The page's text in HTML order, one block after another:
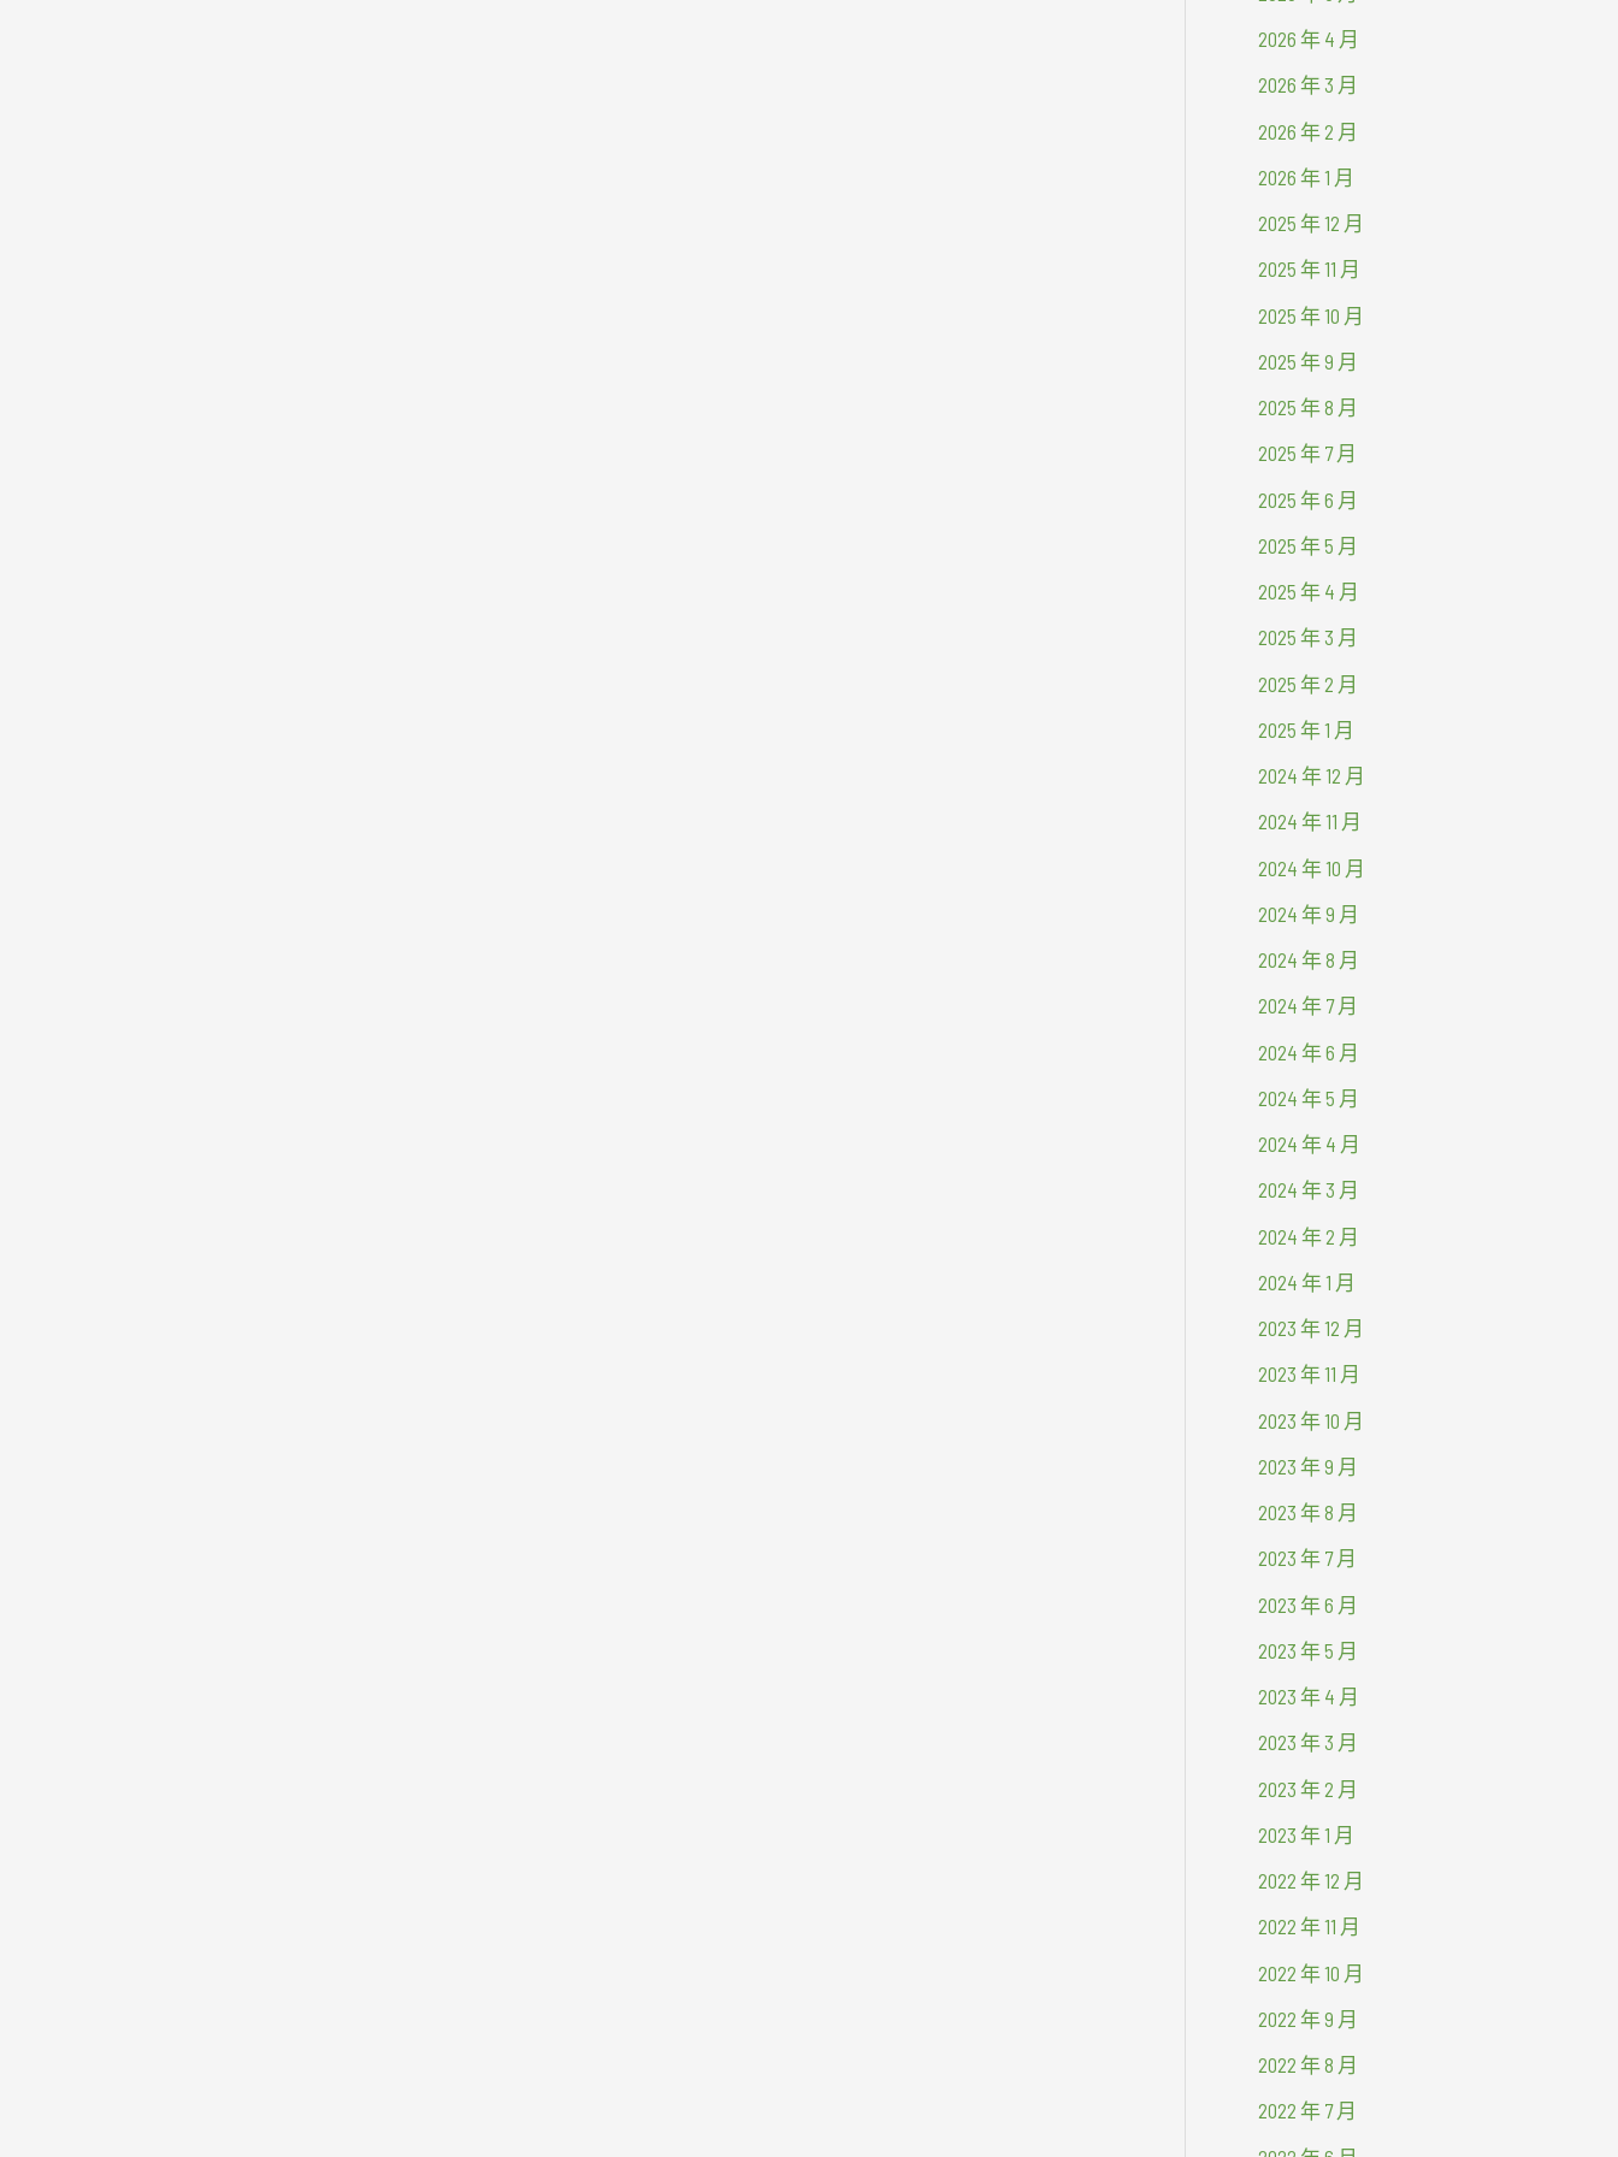
2026 年 4 月
2026 年 3 月
2026 年 2 月
2026 年 1 月
2025 年 12 月
2025 年 11 月
2025 年 10 月
2025 年 9 月
2025 年 8 月
2025 年 7 月
2025 年 6 月
2025 年 5 月
2025 年 4 月
2025 年 3 月
2025 年 2 月
2025 年 1 月
2024 年 12 月
2024 年 11 月
2024 年 10 月
2024 年 9 月
2024 年 8 月
2024 年 7 月
2024 年 6 月
2024 年 5 月
2024 年 4 月
2024 年 3 月
2024 年 2 月
2024 年 1 月
2023 年 12 月
2023 年 11 月
2023 年 10 月
2023 年 9 月
2023 年 8 月
2023 年 7 月
2023 年 6 月
2023 年 5 月
2023 年 4 月
2023 年 3 月
2023 年 2 月
2023 年 1 月
2022 年 12 月
2022 年 11 月
2022 年 10 月
2022 年 9 月
2022 年 8 月
2022 年 7 月